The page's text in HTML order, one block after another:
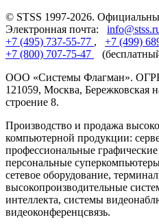
© STSS 1997-2026.
Электронная почта:
+7 (495) 737-55-77 , +7 (499)
+7 (800) 707-75-47
ООО «Системы Флагман». ОГРН
121059, Москва, Бережковская
строение 8.
Производство и продажа
компьютерной продукции:
профессиональные
персональные
сетевое оборудование,
высокопроизводительные
интеллекта, системы
видеоконференцсвязь.